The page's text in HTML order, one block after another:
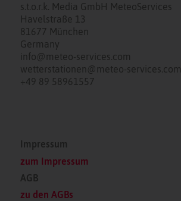
s.t.o.r.k. Media GmbH MeteoServices
Havelstraße 13
81677 München
Germany
info@meteo-services.com
wetterstationen@meteo-services.com
+49 89 58961557
Impressum
zum Impressum
AGB
zu den AGBs